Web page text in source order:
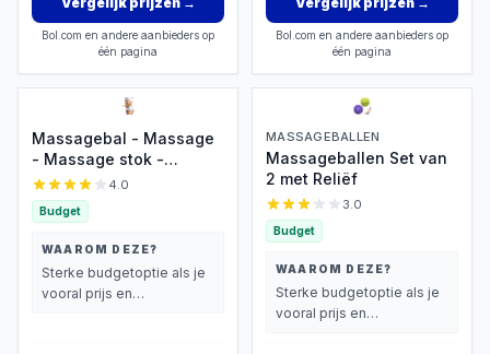
Bol.com en andere aanbieders op
één pagina
Bol.com en andere aanbieders op
één pagina
Massagebal - Massage
- Massage stok -
Massage stick -
Massage Apparaat -
Vermoeidheid Verlichten
- Accessoires - Anti
Tool - Massager Hele
Lichaam - Massager Dij
4.0
Budget
WAAROM DEZE?
Sterke budgetoptie als je
vooral prijs en
MASSAGEBALLEN
Massageballen Set van
2 met Reliëf
3.0
Budget
WAAROM DEZE?
Sterke budgetoptie als je
vooral prijs en